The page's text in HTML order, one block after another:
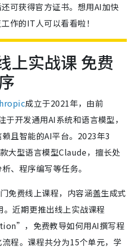
可获得官方证书。想用AI加快
作的IT人可以看看啦！
上实战课 免费
成立于2021年，由前
开发通用AI系统和语言模型，
且智能的AI平台。2023年3
大型语言模型Claude，擅长处
、程序编写等任务。
免费线上课程，内容涵盖生成式
近期更推出线上实战课程
，免费教导如何用AI撰写程
程。课程共分为15个单元，学